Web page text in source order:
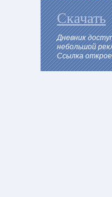
Скачать
Дневник
небольшой
Ссылка